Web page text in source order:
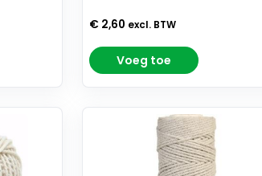
€ 2,60 excl. BTW
Voeg toe